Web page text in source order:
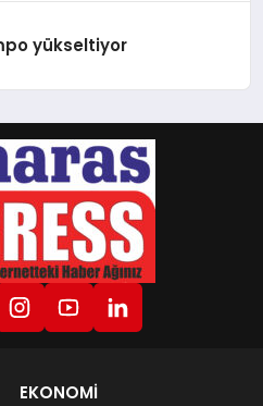
yükseltiyor
EKONOMİ